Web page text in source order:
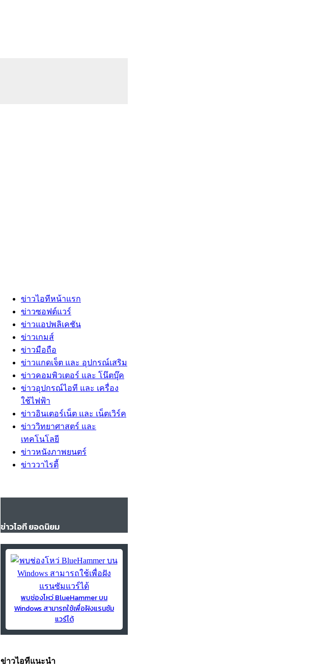
ข่าวไอทีหน้าแรก
ข่าวซอฟต์แวร์
ข่าวแอปพลิเคชัน
ข่าวเกมส์
ข่าวมือถือ
ข่าวแกดเจ็ต และ อุปกรณ์เสริม
ข่าวคอมพิวเตอร์ และ โน๊ตบุ๊ค
ข่าวอุปกรณ์ไอที และ เครื่อง
ใช้ไฟฟ้า
ข่าวอินเตอร์เน็ต และ เน็ตเวิร์ค
ข่าววิทยาศาสตร์ และ
เทคโนโลยี
ข่าวหนังภาพยนตร์
ข่าววาไรตี้
ข่าวไอที ยอดนิยม
พบช่องโหว่ BlueHammer บน
Windows สามารถใช้เพื่อฝังแรนซัม
แวร์ได้
ข่าวไอทีแนะนำ